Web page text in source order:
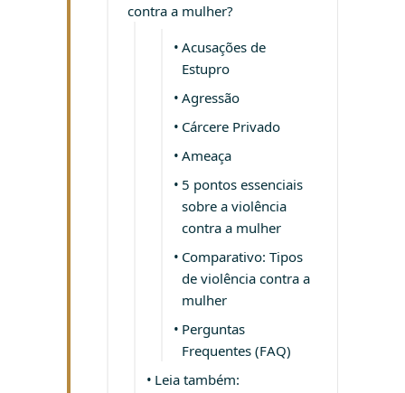
contra a mulher?
Acusações de
Estupro
Agressão
Cárcere Privado
Ameaça
5 pontos essenciais
sobre a violência
contra a mulher
Comparativo: Tipos
de violência contra a
mulher
Perguntas
Frequentes (FAQ)
Leia também: